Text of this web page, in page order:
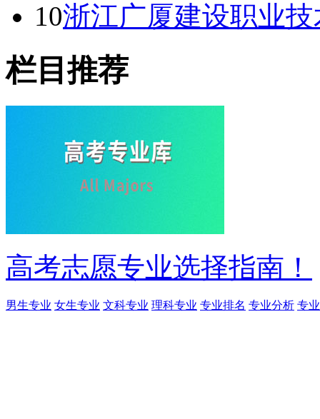
10浙江广厦建设职业
栏目推荐
高考志愿专业选择指南！
男生专业 女生专业 文科专业 理科专业 专业排名 专业分析 专